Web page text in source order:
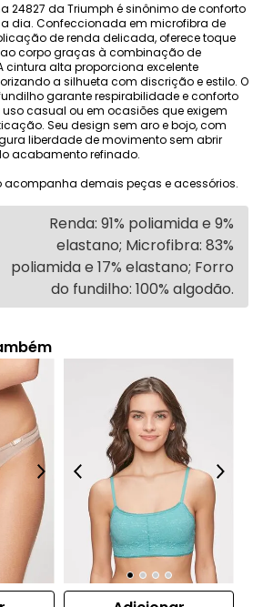
24827 da Triumph é sinônimo de conforto
dia. Confeccionada em microfibra de
de renda delicada, oferece toque
corpo graças à combinação de
cintura alta proporciona excelente
a silhueta com discrição e estilo. O
garante respirabilidade e conforto
casual ou em ocasiões que exigem
Seu design sem aro e bojo, com
liberdade de movimento sem abrir
acabamento refinado.
acompanha demais peças e acessórios.
Renda: 91% poliamida e 9%
elastano; Microfibra: 83%
poliamida e 17% elastano; Forro
do fundilho: 100% algodão.